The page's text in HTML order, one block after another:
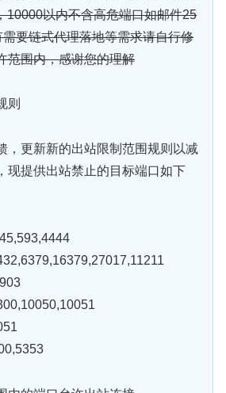
10000以内不含高危端口如邮件25
要链式代理落地等需求请自行修
范围内，感谢您的理解
则
，更新新的出站限制范围规则以减
现提供出站禁止的目标端口如下